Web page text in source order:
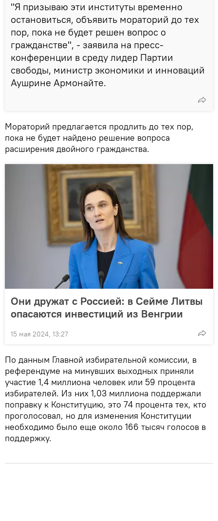
"Я призываю эти институты временно
остановиться, объявить мораторий до тех
пор, пока не будет решен вопрос о
гражданстве", - заявила на пресс-
конференции в среду лидер Партии
свободы, министр экономики и инноваций
Аушрине Армонайте.
Мораторий предлагается продлить до тех пор,
пока не будет найдено решение вопроса
расширения двойного гражданства.
Они дружат с Россией: в Сейме Литвы
опасаются инвестиций из Венгрии
15 мая 2024, 13:27
По данным Главной избирательной комиссии, в
референдуме на минувших выходных приняли
участие 1,4 миллиона человек или 59 процента
избирателей. Из них 1,03 миллиона поддержали
поправку к Конституцию, это 74 процента тех, кто
проголосовал, но для изменения Конституции
необходимо было еще около 166 тысяч голосов в
поддержку.